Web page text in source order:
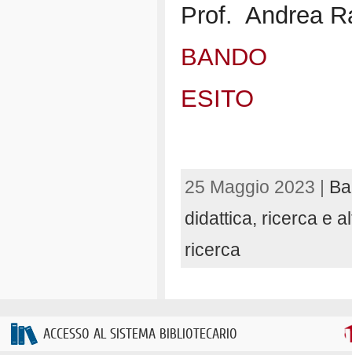
Prof. Andrea
BANDO
ESITO
25 Maggio 2023 |
didattica, ricerca e
ricerca
ACCESSO AL SISTEMA BIBLIOTECARIO